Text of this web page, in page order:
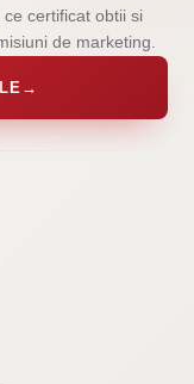
certificat obtii si
de marketing.
→